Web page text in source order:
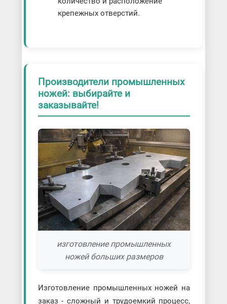
крепежных отверстий.
Производители промышленных
ножей: выбирайте и
заказывайте!
изготовление промышленных
ножей больших размеров
Изготовление промышленных ножей на
заказ - сложный и трудоемкий процесс,